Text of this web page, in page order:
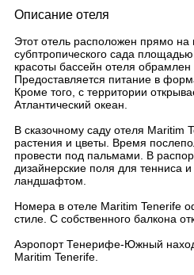
Описание отеля
Этот отель расположен прямо на
субптропического сада
красоты бассейн отеля обрамлен
Предоставляется питание в
Кроме того, с территории
Атлантический океан.
В сказочному саду отеля Maritim
растения и цветы. Время
провести под пальмами. В
дизайнерские поля для тенниса
ландшафтом.
Номера в отеле Maritim Tenerife
стиле. С собственного балкона
Аэропорт Тенерифе-Южный
Maritim Tenerife.